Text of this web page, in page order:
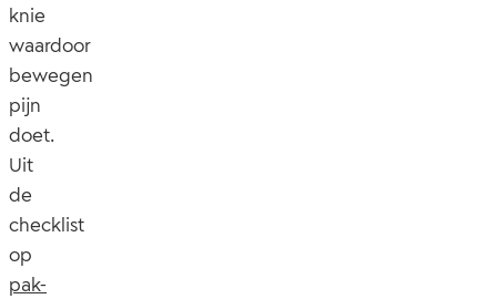
knie
waardoor
bewegen
pijn
doet.
Uit
de
checklist
op
pak-